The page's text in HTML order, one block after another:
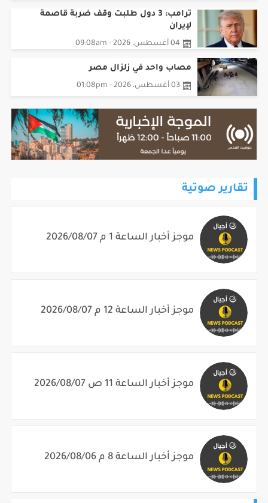
ترامب: 3 دول طلبت وقف ضربة قاصمة
لإيران
04 أغسطس، 2026 - 09:08am
مصاب واحد في زلزال مصر
03 أغسطس، 2026 - 01:08pm
تقارير صوتية
موجز أخبار الساعة 1 م 2026/08/07
موجز أخبار الساعة 12 م 2026/08/07
موجز أخبار الساعة 11 ص 2026/08/07
موجز أخبار الساعة 8 م 2026/08/06